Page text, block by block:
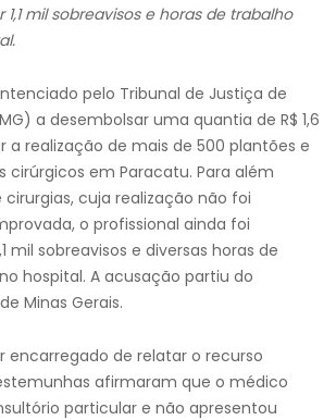
mil sobreavisos e horas de trabalho
pelo Tribunal de Justiça de
a desembolsar uma quantia de R$ 1,6
a realização de mais de 500 plantões e
cirúrgicos em Paracatu. Para além
cirurgias, cuja realização não foi
o profissional ainda foi
mil sobreavisos e diversas horas de
hospital. A acusação partiu do
Minas Gerais.
encarregado de relatar o recurso
afirmaram que o médico
particular e não apresentou